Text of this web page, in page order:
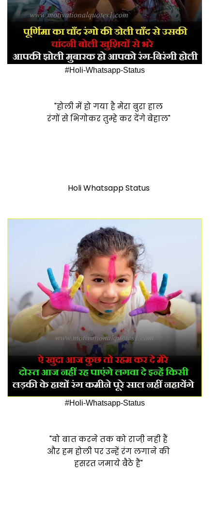
#Holi-Whatsapp-Status
"होली में हो गया है मेरा बुरा हाल
रंगों से भिगोकर तुम्हे कर देंगे बेहाल"
Holi Whatsapp Status
#Holi-Whatsapp-Status
"वो बात करने तक को राजी़ नही हैं
और हम होली पर उन्हें रंग लगाने की
हसरत जमाये बैठे हैं"